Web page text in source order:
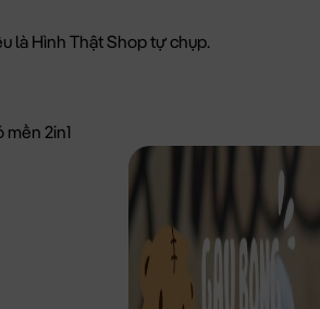
là Hình Thật Shop tự chụp.
2in1